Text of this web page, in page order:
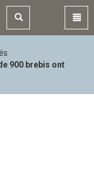
900 brebis ont